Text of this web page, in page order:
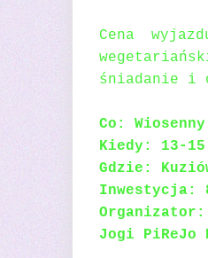
Cena
śniadanie i
Co: Wiosenny
Kiedy: 13-
Gdzie:
Inwestycja:
Jogi PiReJo